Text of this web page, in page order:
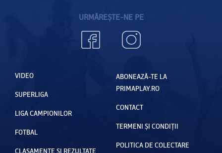
URMĂREȘTE-NE PE
VIDEO
SUPERLIGA
LIGA CAMPIONILOR
FOTBAL
CLASAMENTE ȘI REZULTATE
ABONEAZĂ-TE LA
PRIMAPLAY.RO
CONTACT
TERMENI ȘI CONDIȚII
POLITICA DE COLECTARE